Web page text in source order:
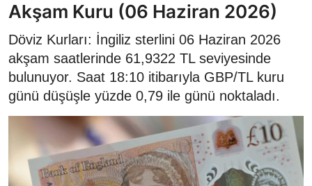
Akşam Kuru (06 Haziran 2026)
Döviz Kurları: İngiliz sterlini 06 Haziran 2026
akşam saatlerinde 61,9322 TL seviyesinde
bulunuyor. Saat 18:10 itibarıyla GBP/TL kuru
günü düşüşle yüzde 0,79 ile günü noktaladı.